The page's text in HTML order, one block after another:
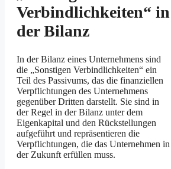
Verbindlichkeiten“ in
der Bilanz
In der Bilanz eines Unternehmens sind
die „Sonstigen Verbindlichkeiten“ ein
Teil des Passivums, das die finanziellen
Verpflichtungen des Unternehmens
gegenüber Dritten darstellt. Sie sind in
der Regel in der Bilanz unter dem
Eigenkapital und den Rückstellungen
aufgeführt und repräsentieren die
Verpflichtungen, die das Unternehmen in
der Zukunft erfüllen muss.